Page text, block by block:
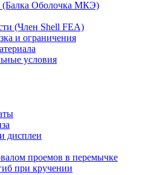
(Балка Оболочка МКЭ)
(Член Shell FEA)
и ограничения
условия
дисплеи
проемов в перемычке
при кручении